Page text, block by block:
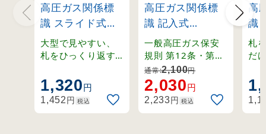
高圧ガス関係標
識 スライド式ボ
ンベ札 回転タイ
プ 130×60mm
大型で見やすい、
札をひっくり返す
転式ボンベ札。
1,320円
1,452円 税込
高圧ガス関係標
識 記入式
600×450mm LP
ガス供給設備 燃
火気厳禁 無断立
入禁止 (39304)
一般高圧ガス保安
規則 第12条・第13
条・第70条・関係
例示基準1-4-1,2、
その他。
通常:2,100円
2,030円
2,233円 税込
高
識
ン
プ
札
だ
り
プ